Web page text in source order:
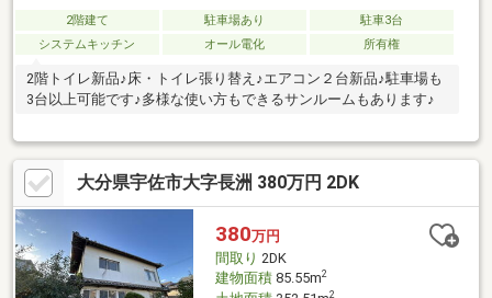
2階建て 駐車場あり
駐車3台
システムキッチン
オール電化 所有権
2階トイレ新品♪床・トイレ張り替え♪エアコン２台新品♪駐車場も
3台以上可能です♪多様な使い方もできるサンルームもあります♪
大分県宇佐市大字長洲 380万円 2DK
380万円
間取り 2DK
建物面積85.55m2
2